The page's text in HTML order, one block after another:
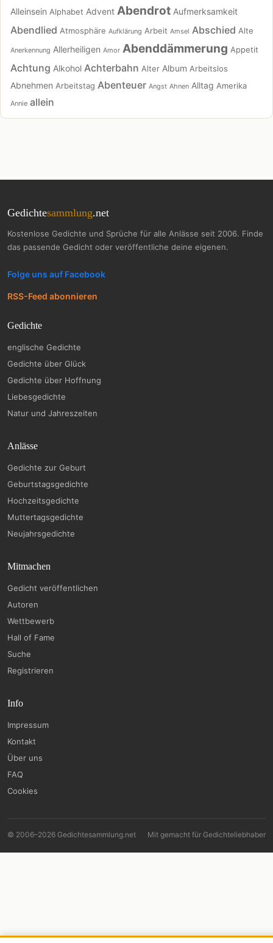
Alleinsein Alphabet Advent Abendrot Aufmerksamkeit
Abendlied Atmosphäre Aufklärung Arbeit Amsel Abschied Alte
Anerkennung Allerheiligen Amor Abenddämmerung Appetit
Achtung Alkohol Achterbahn Alter Album Arbeitslos
Abnehmen Arbeitstag Abenteuer Angst Ahnen Alltag Amerika
Annie allein
Gedichtesammlung.net
Kostenlose Gedichte und Sprüche für alle Anlässe seit 2006. Finde
das passende Gedicht oder veröffentliche deine eigenen.
Folge uns auf Facebook
RSS-Feed abonnieren
Gedichte
englische Gedichte
Gedichte über Glück
Gedichte über Hoffnung
Liebesgedichte
Natur und Jahreszeiten
Anlässe
Gedichte zur Geburt
Geburtstagsgedichte
Hochzeitsgedichte
Muttertagsgedichte
Neujahrsgedichte
Mitmachen
Gedicht veröffentlichen
Autoren
Wettbewerb
Hall of Fame
Suche
Registrieren
Info
Impressum
Kontakt
Über uns
FAQ
Cookies
© 2006–2026 Gedichtesammlung.net Mit gemacht für Gedichteliebhaber